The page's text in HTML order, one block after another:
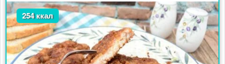
254 ккал